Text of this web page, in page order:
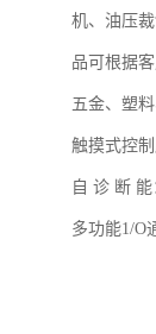
机、油压
品可根据
五金、塑
触摸式控
自 诊 断
多功能1/O